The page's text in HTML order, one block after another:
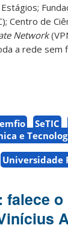
Centro de
Network
a rede sem
SeTIC
e
Universidade
falece o